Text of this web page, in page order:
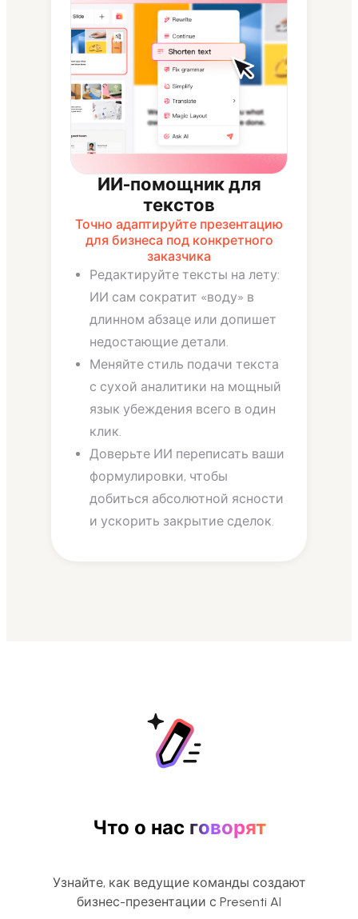
ИИ-помощник для
текстов
Точно адаптируйте презентацию
для бизнеса под конкретного
заказчика
Редактируйте тексты на лету:
ИИ сам сократит «воду» в
длинном абзаце или допишет
недостающие детали.
Меняйте стиль подачи текста
с сухой аналитики на мощный
язык убеждения всего в один
клик.
Доверьте ИИ переписать ваши
формулировки, чтобы
добиться абсолютной ясности
и ускорить закрытие сделок.
Что о нас говорят
Узнайте, как ведущие команды создают
бизнес-презентации с Presenti AI